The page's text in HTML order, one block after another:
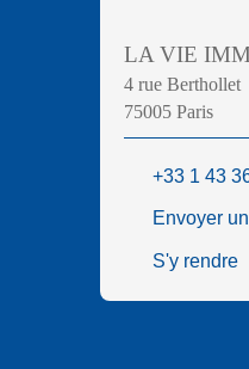
LA VIE
4 rue Berthollet
75005 Paris
+33 1 43
Envoyer
S'y rendre